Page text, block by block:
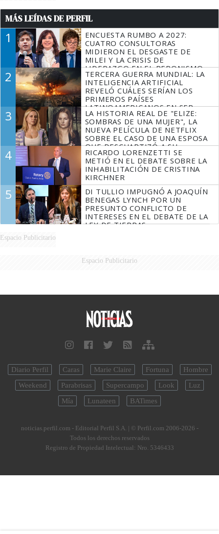
MÁS LEÍDAS DE PERFIL
1
ENCUESTA RUMBO A 2027:
CUATRO CONSULTORAS
MIDIERON EL DESGASTE DE
MILEI Y LA CRISIS DE
LIDERAZGO EN EL PERONISMO
2
TERCERA GUERRA MUNDIAL: LA
INTELIGENCIA ARTIFICIAL
REVELÓ CUÁLES SERÍAN LOS
PRIMEROS PAÍSES
LATINOAMERICANOS EN SER
DERROTADOS
3
LA HISTORIA REAL DE "ELIZE:
SOMBRAS DE UNA MUJER", LA
NUEVA PELÍCULA DE NETFLIX
SOBRE EL CASO DE UNA ESPOSA
QUE DESCUARTIZÓ A SU
MARIDO
4
RICARDO LORENZETTI SE
METIÓ EN EL DEBATE SOBRE LA
INHABILITACIÓN DE CRISTINA
KIRCHNER
5
DI TULLIO IMPUGNÓ A JOAQUÍN
BENEGAS LYNCH POR UN
PRESUNTO CONFLICTO DE
INTERESES EN EL DEBATE DE LA
LEY DE TIERRAS
Espacio Publicitario
Espacio Publicitario
Diario Perfil Caras Marie Claire Fortuna
Hombre
Weekend
Parabrisas Supercampo Look
Luz
Mía
Lunateen BATimes
noticias.perfil.com - Editorial Perfil S.A. | © Perfil.com 2006-2026 -
Todos los derechos reservados
Registro de Propiedad Intelectual: Nro. 5346433